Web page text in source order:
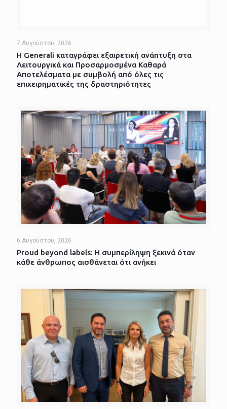
7 Αυγούστου, 2026
Η Generali καταγράφει εξαιρετική ανάπτυξη στα
Λειτουργικά και Προσαρμοσμένα Καθαρά
Αποτελέσματα με συμβολή από όλες τις
επιχειρηματικές της δραστηριότητες
6 Αυγούστου, 2026
Proud beyond labels: Η συμπερίληψη ξεκινά όταν
κάθε άνθρωπος αισθάνεται ότι ανήκει